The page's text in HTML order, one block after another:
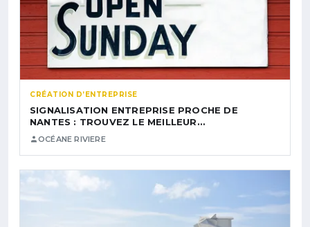
CRÉATION D’ENTREPRISE
SIGNALISATION ENTREPRISE PROCHE DE
NANTES : TROUVEZ LE MEILLEUR…
OCÉANE RIVIERE